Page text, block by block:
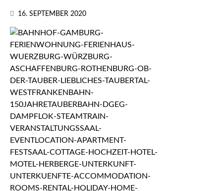
16. SEPTEMBER 2020